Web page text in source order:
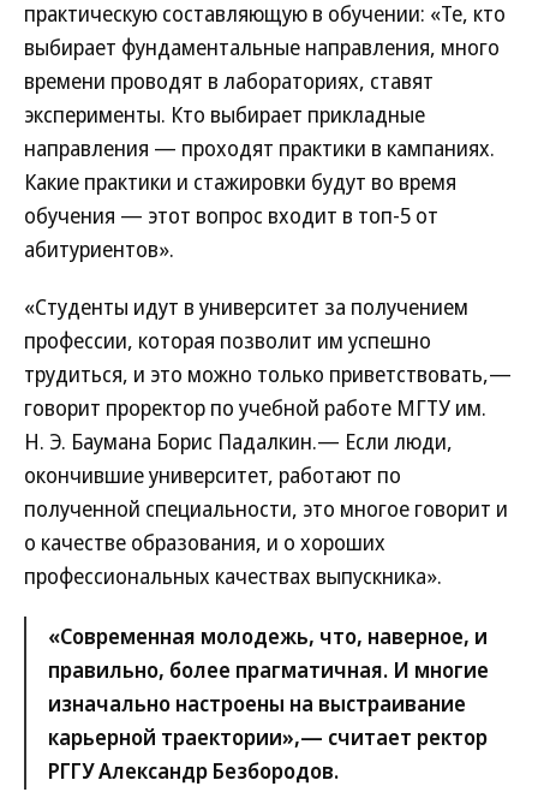
практическую составляющую в обучении: «Те, кто
выбирает фундаментальные направления, много
времени проводят в лабораториях, ставят
эксперименты. Кто выбирает прикладные
направления — проходят практики в кампаниях.
Какие практики и стажировки будут во время
обучения — этот вопрос входит в топ-5 от
абитуриентов».
«Студенты идут в университет за получением
профессии, которая позволит им успешно
трудиться, и это можно только приветствовать,—
говорит проректор по учебной работе МГТУ им.
Н. Э. Баумана Борис Падалкин.— Если люди,
окончившие университет, работают по
полученной специальности, это многое говорит и
о качестве образования, и о хороших
профессиональных качествах выпускника».
«Современная молодежь, что, наверное, и
правильно, более прагматичная. И многие
изначально настроены на выстраивание
карьерной траектории»,— считает ректор
РГГУ Александр Безбородов.